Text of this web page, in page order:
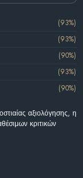
(93%)
(93%)
(90%)
(93%)
(90%)
αξιολόγησης, η
κριτικών